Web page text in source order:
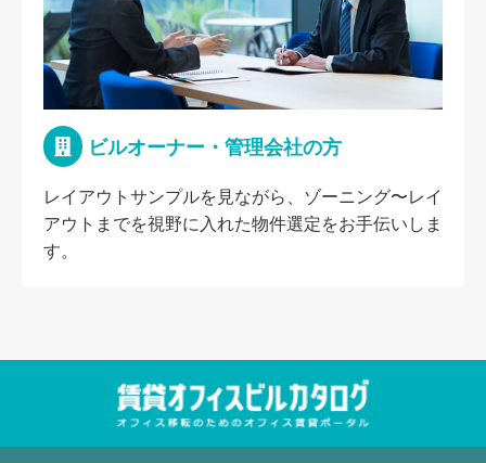
ビルオーナー・管理会社の方
レイアウトサンプルを見ながら、ゾーニング〜レイ
アウトまでを視野に入れた物件選定をお手伝いしま
す。